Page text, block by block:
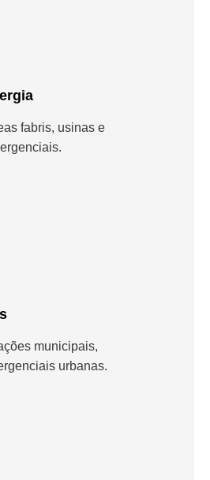
fabris, usinas e
municipais,
urbanas.